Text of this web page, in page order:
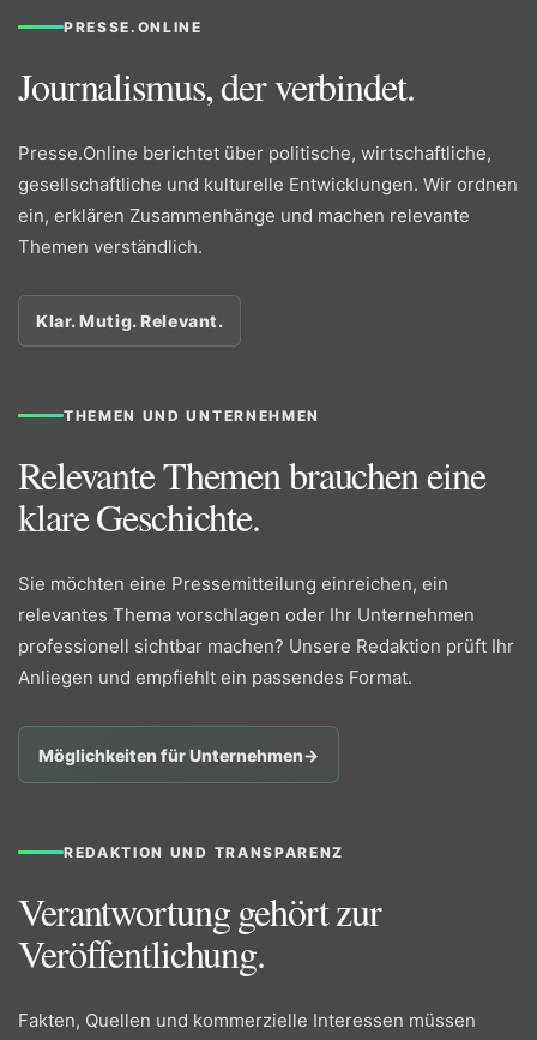
PRESSE.ONLINE
Journalismus, der verbindet.
Presse.Online berichtet über politische, wirtschaftliche,
gesellschaftliche und kulturelle Entwicklungen. Wir ordnen
ein, erklären Zusammenhänge und machen relevante
Themen verständlich.
Klar. Mutig. Relevant.
THEMEN UND UNTERNEHMEN
Relevante Themen brauchen eine
klare Geschichte.
Sie möchten eine Pressemitteilung einreichen, ein
relevantes Thema vorschlagen oder Ihr Unternehmen
professionell sichtbar machen? Unsere Redaktion prüft Ihr
Anliegen und empfiehlt ein passendes Format.
Möglichkeiten für Unternehmen→
REDAKTION UND TRANSPARENZ
Verantwortung gehört zur
Veröffentlichung.
Fakten, Quellen und kommerzielle Interessen müssen